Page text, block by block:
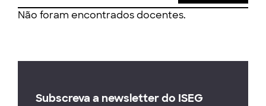
Não foram encontrados docentes.
Subscreva a newsletter do ISEG